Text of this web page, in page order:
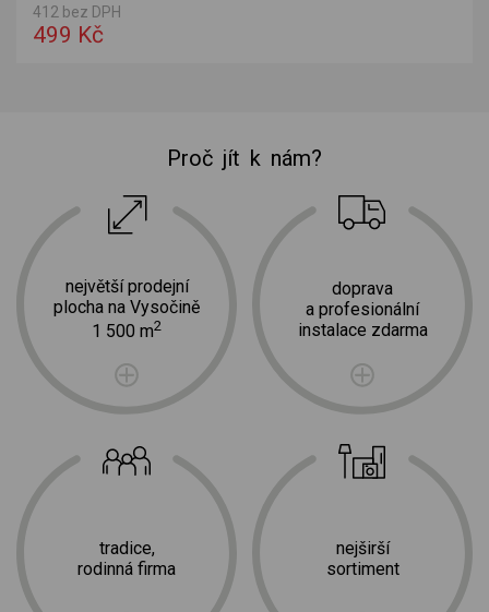
412 bez DPH
499 Kč
Proč jít k nám?
největší prodejní
plocha na Vysočině
1 500 m2
tradice,
rodinná firma
doprava
a profesionální
instalace zdarma
nejširší
sortiment